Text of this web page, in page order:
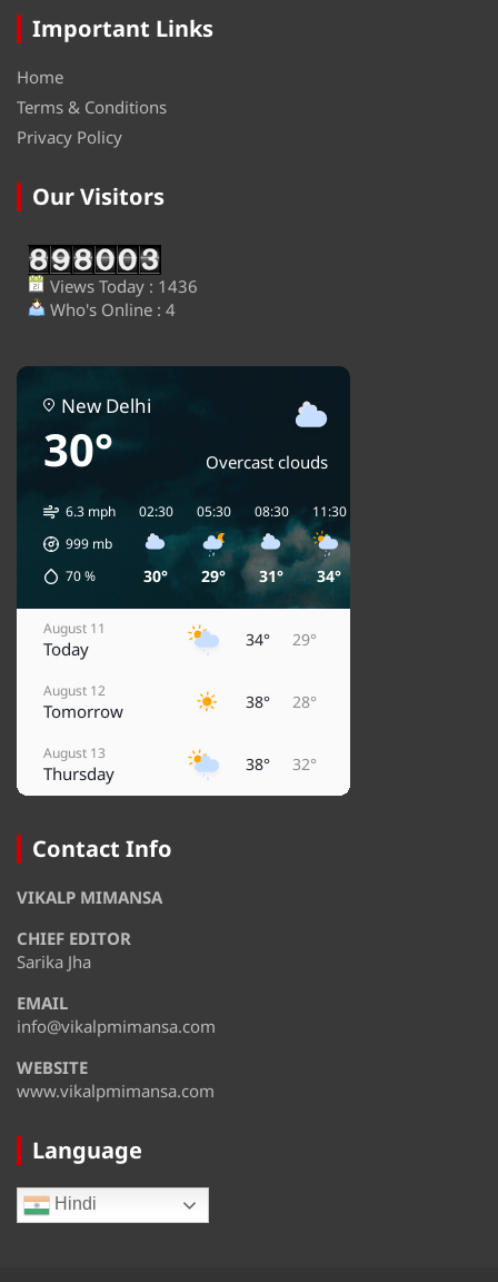
Important Links
Home
Terms & Conditions
Privacy Policy
Our Visitors
Views Today : 1436
Who's Online : 4
New Delhi
30° Overcast clouds
6.3 mph
999 mb
70%
02:30
30°
05:30
29°
08:30
31°
11:30
34°
August 11
Today 34° 29°
August 12
Tomorrow 38° 28°
August 13
Thursday 38° 32°
Friday
Saturday
August 16
Sunday
August 17
Monday
Contact Info
VIKALP MIMANSA
CHIEF EDITOR
Sarika Jha
EMAIL
info@vikalpmimansa.com
WEBSITE
www.vikalpmimansa.com
Language
Hindi